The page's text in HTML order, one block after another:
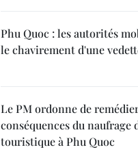
Phu Quoc : les autorités
le chavirement d'une
Le PM ordonne de
conséquences du naufrage
touristique à Phu Quoc